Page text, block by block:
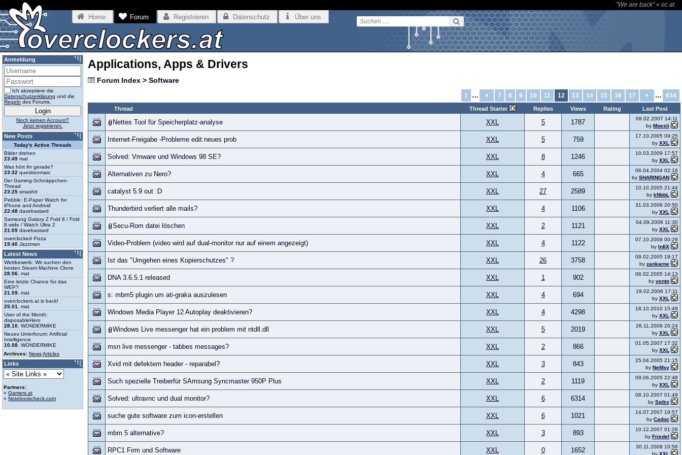
"We are back"« oc.at
Home Forum Registrieren Datenschutz Über uns
Applications, Apps & Drivers
Forum Index > Software
1 … 7 8 9 10 11 12 13 14 15 16 17 … 634
Thread Thread Starter Replies Views Rating Last Post
Nettes Tool für Speicherplatz-analyse XXL 5 1787
09.02.2007 14:11
by Moesli
Internet-Freigabe -Probleme edit:neues prob XXL 5 759
17.10.2005 09:25
by XXL
Solved: Vmware und Windows 98 SE? XXL 8 1246
10.03.2009 17:57
by XXL
Alternativen zu Nero? XXL 4 665
06.04.2004 02:16
by SHARINGAN
catalyst 5.9 out :D XXL 27 2589
10.10.2005 21:44
by kNbbL
Thunderbird verliert alle mails? XXL 4 1106
31.03.2009 20:50
by XXL
Secu-Rom datei löschen XXL 2 1121
04.09.2006 11:30
by XXL
Video-Problem (video wird auf dual-monitor nur auf einem angezeigt) XXL 4 1122
07.10.2009 00:29
by InfiX
Ist das "Umgehen eines Kopierschutzes" ? XXL 26 3758
09.02.2005 19:17
by zankarne
DNA 3.6.5.1 released XXL 1 902
06.02.2005 14:13
by vento
s: mbm5 plugin um ati-graka auszulesen XXL 4 694
19.02.2006 17:11
by XXL
Windows Media Player 12 Autoplay deaktivieren? XXL 4 4298
18.10.2010 15:49
by XXL
Windows Live messenger hat ein problem mit ntdll.dll XXL 5 2019
26.11.2009 20:24
by XXL
msn live messenger - tabbes messages? XXL 2 866
01.05.2007 17:32
by XXL
Xvid mit defektem header - reparabel? XXL 3 843
25.04.2005 21:15
by NeMsy
Such spezielle Treiberfür SAmsung Syncmaster 950P Plus XXL 2 1119
09.06.2005 22:48
by XXL
Solved: ultravnc und dual monitor? XXL 6 6314
08.10.2007 01:49
by Spikx
suche gute software zum icon-erstellen XXL 6 1021
14.07.2007 19:57
by Cadoc
mbm 5 alternative? XXL 3 893
10.12.2007 01:26
by Friedel
RPC1 Firm und Software XXL 0 1652
30.11.2008 10:56
by XXL
Anmeldung
Ich akzeptiere die
Datenschutzerklärung und die
Regeln des Forums.
Noch keinen Account?
Jetzt registrieren.
New Posts
Today's Active Threads
Bilder drehen
23:49 mat
Was hört ihr gerade?
23:32 questionmarc
Der Gaming-Schnäppchen-
Thread
23:25 smashIt
Pebble: E-Paper Watch for
iPhone and Android
22:48 davebastard
Samsung Galaxy Z Fold 8 / Fold
8 wide / Watch Ultra 2
21:09 davebastard
overclocked Pizza
19:40 Jazzman
Latest News
Wettbewerb: Wir suchen den
besten Steam Machine Clone
28.06. mat
Eine letzte Chance für das
WEP?
21.09. mat
overclockers.at is back!
25.01.
mat
User of the Month:
disposableHero
28.10. WONDERMIKE
Neues Unterforum: Artificial
Intelligence
10.08. WONDERMIKE
Archives: NewsArticles
Links
Partners:
» Gamers.at
» Notebookcheck.com